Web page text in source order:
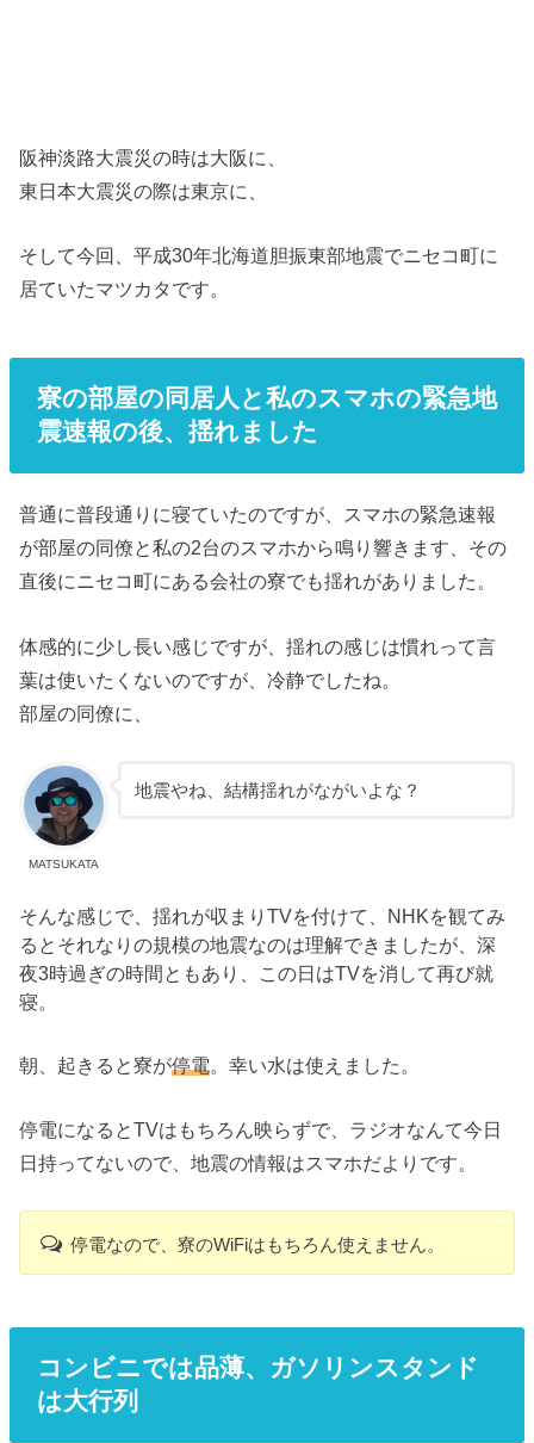
阪神淡路大震災の時は大阪に、
東日本大震災の際は東京に、
そして今回、平成30年北海道胆振東部地震でニセコ町に
居ていたマツカタです。
寮の部屋の同居人と私のスマホの緊急地
震速報の後、揺れました
普通に普段通りに寝ていたのですが、スマホの緊急速報
が部屋の同僚と私の2台のスマホから鳴り響きます、その
直後にニセコ町にある会社の寮でも揺れがありました。
体感的に少し長い感じですが、揺れの感じは慣れって言
葉は使いたくないのですが、冷静でしたね。
部屋の同僚に、
MATSUKATA
地震やね、結構揺れがながいよな？
そんな感じで、揺れが収まりTVを付けて、NHKを観てみ
るとそれなりの規模の地震なのは理解できましたが、深
夜3時過ぎの時間ともあり、この日はTVを消して再び就
寝。
朝、起きると寮が停電。幸い水は使えました。
停電になるとTVはもちろん映らずで、ラジオなんて今日
日持ってないので、地震の情報はスマホだよりです。
停電なので、寮のWiFiはもちろん使えません。
コンビニでは品薄、ガソリンスタンド
は大行列